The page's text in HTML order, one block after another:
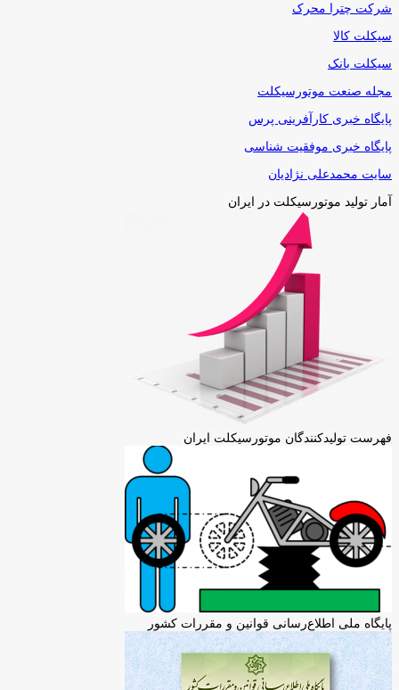
شرکت چترا محرک
سیکلت کالا
سیکلت بانک
مجله صنعت موتورسیکلت
پایگاه خبری کارآفرینی پرس
پایگاه خبری موفقیت شناسی
سایت محمدعلی نژادیان
آمار تولید موتورسیکلت در ایران
فهرست تولیدکنندگان موتورسیکلت ایران
پایگاه ملی اطلاع‌رسانی قوانین و مقررات کشور